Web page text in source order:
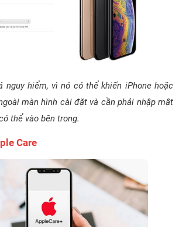
nguy hiểm, vì nó có thể khiến iPhone hoặc
màn hình cài đặt và cần phải nhập mật
thể vào bên trong.
Care